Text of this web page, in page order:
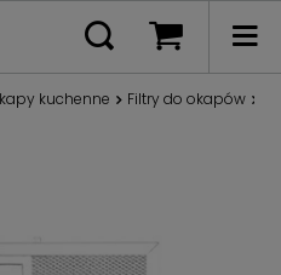
kuchenne Filtry do okapów